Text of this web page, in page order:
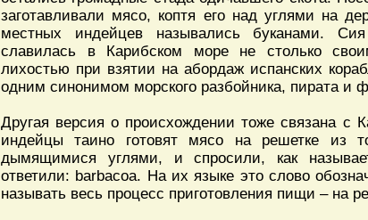
заготавливали мясо, коптя его над углями на
местных индейцев назывались буканами.
славилась в Карибском море не столько
лихостью при взятии на абордаж испанских
одним синонимом морского разбойника, пирата и
Другая версия о происхождении тоже связана с
индейцы таино готовят мясо на решетке из
дымящимися углями, и спросили, как
ответили: barbacoa. На их языке это слово
называть весь процесс приготовления пищи – на